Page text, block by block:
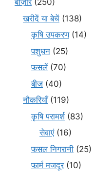
बाज़ार(250)
खरीदें या बेचें (138)
कृषि उपकरण(14)
पशुधन (25)
फसलें(70)
बीज (40)
नौकरियाँ(119)
कृषि परामर्श(83)
सेवाएं(16)
फसल निगरानी (25)
फार्म मजदूर(10)